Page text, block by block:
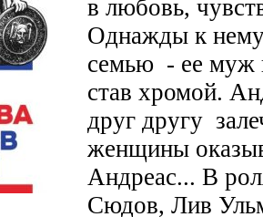
в любовь,
Однажды к
семью - ее муж
став хромой.
друг другу
женщины
Андреас... В
Сюдов, Лив